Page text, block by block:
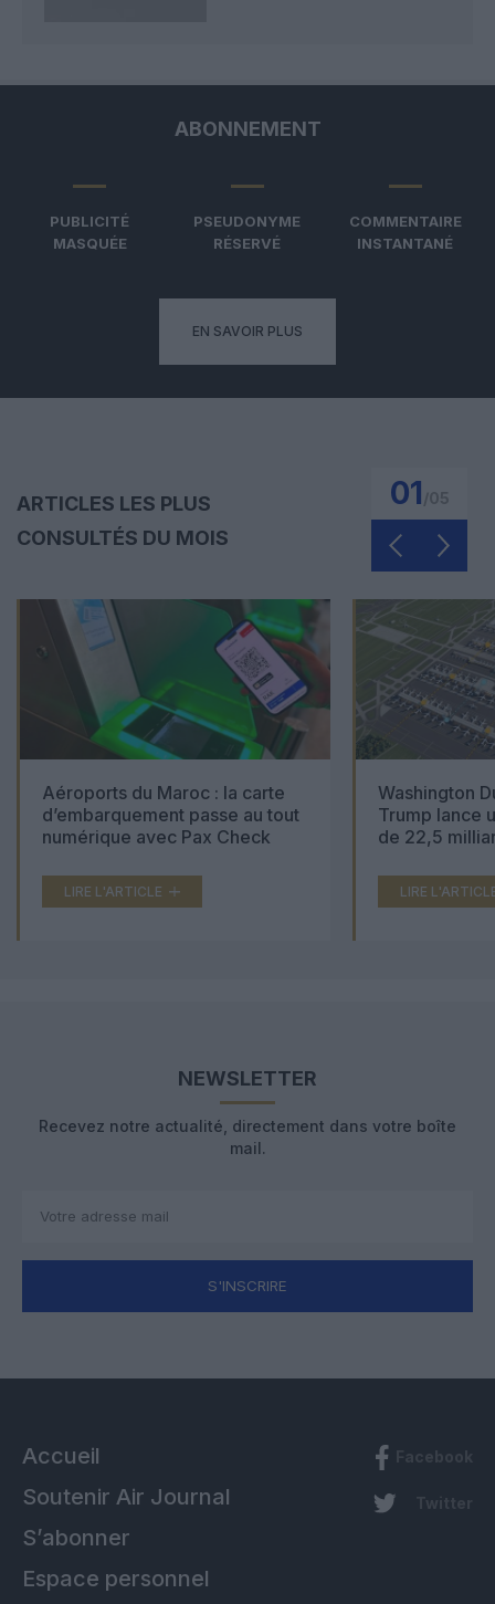
ABONNEMENT
PUBLICITÉ
MASQUÉE
PSEUDONYME
RÉSERVÉ
COMMENTAIRE
INSTANTANÉ
EN SAVOIR PLUS
ARTICLES LES PLUS
CONSULTÉS DU MOIS
01
Aéroports du Maroc : la carte
d’embarquement passe au tout
numérique avec Pax Check
LIRE L'ARTICLE
Washington
Trump lance
de 22,5
LIRE
NEWSLETTER
Recevez notre actualité, directement dans votre boîte
mail.
S'INSCRIRE
Accueil
Soutenir Air Journal
S’abonner
Espace personnel